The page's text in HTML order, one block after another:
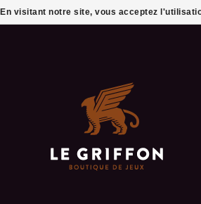
En visitant notre site, vous acceptez